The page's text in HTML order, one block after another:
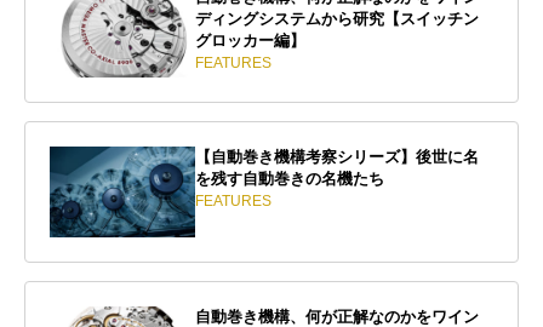
ディングシステムから研究【スイッチン
グロッカー編】
FEATURES
【自動巻き機構考察シリーズ】後世に名
を残す自動巻きの名機たち
FEATURES
自動巻き機構、何が正解なのかをワイン